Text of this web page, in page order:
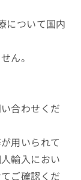
について国内
ん。
合わせくだ
用いられて
輸入におい
ご確認くだ